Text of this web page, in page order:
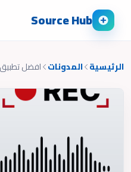
Source Hub
الرئيسية المدونات افضل تطبيق